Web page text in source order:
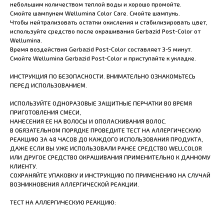
небольшим количеством теплой воды и хорошо промойте.
Смойте шампунем Wellumina Color Care. Смойте шампунь.
Чтобы нейтрализовать остатки окисления и стабилизировать цвет,
используйте средство после окрашивания Gerbazid Post-Color от
Wellumina.
Время воздействия Gerbazid Post-Color составляет 3-5 минут.
Смойте Wellumina Gerbazid Post-Color и приступайте к укладке.
ИНСТРУКЦИЯ ПО БЕЗОПАСНОСТИ. ВНИМАТЕЛЬНО ОЗНАКОМЬТЕСЬ
ПЕРЕД ИСПОЛЬЗОВАНИЕМ.
ИСПОЛЬЗУЙТЕ ОДНОРАЗОВЫЕ ЗАЩИТНЫЕ ПЕРЧАТКИ ВО ВРЕМЯ
ПРИГОТОВЛЕНИЯ СМЕСИ,
НАНЕСЕНИЯ ЕЕ НА ВОЛОСЫ И ОПОЛАСКИВАНИЯ ВОЛОС.
В ОБЯЗАТЕЛЬНОМ ПОРЯДКЕ ПРОВЕДИТЕ ТЕСТ НА АЛЛЕРГИЧЕСКУЮ
РЕАКЦИЮ ЗА 48 ЧАСОВ ДО КАЖДОГО ИСПОЛЬЗОВАНИЯ ПРОДУКТА,
ДАЖЕ ЕСЛИ ВЫ УЖЕ ИСПОЛЬЗОВАЛИ РАНЕЕ СРЕДСТВО WELLCOLOR
ИЛИ ДРУГОЕ СРЕДСТВО ОКРАШИВАНИЯ ПРИМЕНИТЕЛЬНО К ДАННОМУ
КЛИЕНТУ.
СОХРАНЯЙТЕ УПАКОВКУ И ИНСТРУКЦИЮ ПО ПРИМЕНЕНИЮ НА СЛУЧАЙ
ВОЗНИКНОВЕНИЯ АЛЛЕРГИЧЕСКОЙ РЕАКЦИИ.
ТЕСТ НА АЛЛЕРГИЧЕСКУЮ РЕАКЦИЮ: